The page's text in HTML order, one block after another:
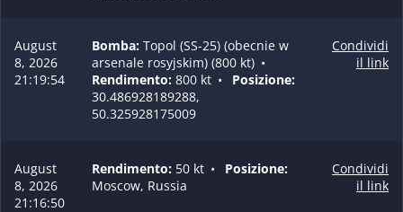
August
8, 2026
21:19:54
Bomba: Topol (SS-25) (obecnie w
arsenale rosyjskim) (800 kt) •
Rendimento: 800 kt •
Posizione:
30.486928189288,
50.325928175009
Condividi
il link
August
8, 2026
21:16:50
Rendimento: 50 kt •
Posizione:
Moscow, Russia
Condividi
il link